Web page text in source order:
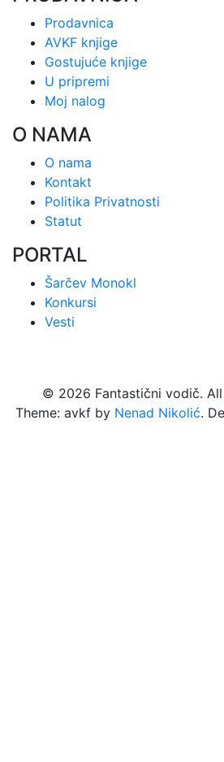
Prodavnica
AVKF knjige
Gostujuće knjige
U pripremi
Moj nalog
O NAMA
O nama
Kontakt
Politika Privatnosti
Statut
PORTAL
Šarčev Monokl
Konkursi
Vesti
© 2026 Fantastični vodič.
Theme: avkf by Nenad Nikolić.